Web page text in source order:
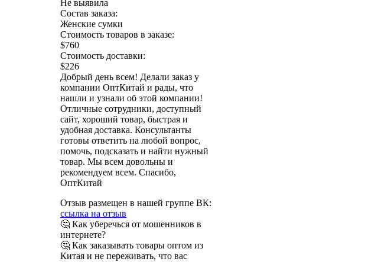
Не выявила
Состав заказа:
Женские сумки
Стоимость товаров в заказе:
$760
Стоимость доставки:
$226
Добрый день всем! Делали заказ у
компании ОптКитай и рады, что
нашли и узнали об этой компании!
Отличные сотрудники, доступный
сайт, хороший товар, быстрая и
удобная доставка. Консультанты
готовы ответить на любой вопрос,
помочь, подсказать и найти нужный
товар. Мы всем довольны и
рекомендуем всем. Спасибо,
ОптКитай
Отзыв размещен в нашей группе ВК:
ссылка на отзыв
🤔 Как уберечься от мошенников в
интернете?
🤔 Как заказывать товары оптом из
Китая и не переживать, что вас